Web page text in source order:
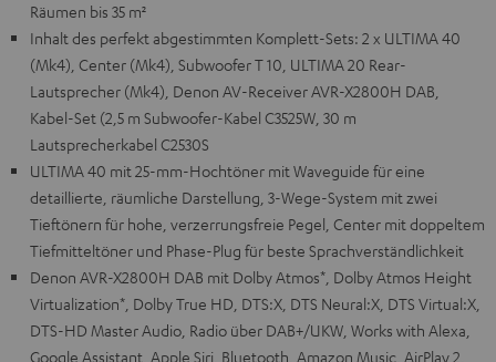
Räumen bis 35 m²
Inhalt des perfekt abgestimmten Komplett-Sets: 2 x ULTIMA 40
(Mk4), Center (Mk4), Subwoofer T 10, ULTIMA 20 Rear-
Lautsprecher (Mk4), Denon AV-Receiver AVR-X2800H DAB,
Kabel-Set (2,5 m Subwoofer-Kabel C3525W, 30 m
Lautsprecherkabel C2530S
ULTIMA 40 mit 25-mm-Hochtöner mit Waveguide für eine
detaillierte, räumliche Darstellung, 3-Wege-System mit zwei
Tieftönern für hohe, verzerrungsfreie Pegel, Center mit doppeltem
Tiefmitteltöner und Phase-Plug für beste Sprachverständlichkeit
Denon AVR-X2800H DAB mit Dolby Atmos*, Dolby Atmos Height
Virtualization*, Dolby True HD, DTS:X, DTS Neural:X, DTS Virtual:X,
DTS-HD Master Audio, Radio über DAB+/UKW, Works with Alexa,
Google Assistant, Apple Siri, Bluetooth, Amazon Music, AirPlay 2,